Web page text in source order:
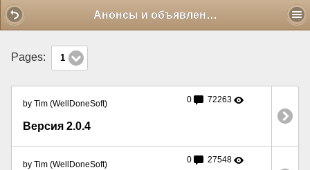
Анонсы и объявления
Pages: 1
by Tim (WellDoneSoft) 0 72263
Версия 2.0.4
by Tim (WellDoneSoft) 0 27548